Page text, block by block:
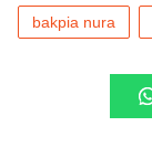
bakpia nura